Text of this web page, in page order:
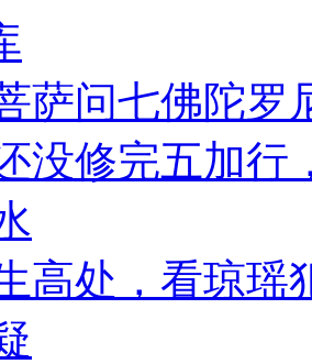
萨问七佛陀罗
没修完五加行
高处，看琼瑶